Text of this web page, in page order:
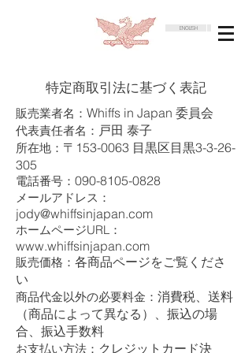
ENGLISH
特定商取引法に基づく表記
販売業者名： Whiffs in Japan 委員会
代表責任者名： 戸田 泰子
所在地： 〒153-0063 目黒区目黒3-3-26-
305
電話番号： 090-8105-0828
メールアドレス：
jody@whiffsinjapan.com
ホームページURL：
www.whiffsinjapan.com
販売価格： 各商品ページをご覧くださ
い
商品代金以外の必要料金： 消費税、送料
（商品によって異なる）、振込の場
合、振込手数料
お支払い方法： クレジットカード決